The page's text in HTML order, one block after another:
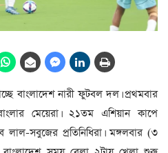
বাংলাদেশ নারী ফুটবল দল। প্রথমবার
মেয়েরা। ২১তম এশিয়ান কাপে
লাল-সবুজের প্রতিনিধিরা। মঙ্গলবার (৩